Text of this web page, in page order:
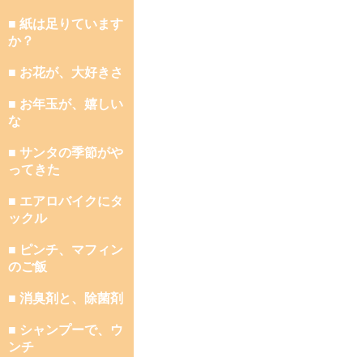
■ 紙は足りています
か？
■ お花が、大好きさ
■ お年玉が、嬉しい
な
■ サンタの季節がや
ってきた
■ エアロバイクにタ
ックル
■ ピンチ、マフィン
のご飯
■ 消臭剤と、除菌剤
■ シャンプーで、ウ
ンチ